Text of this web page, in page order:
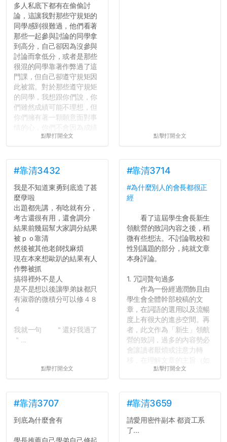
多人私底下都有在偷偷討
論，這讓我對那些守規矩的
同學感到很難過，他們看著
那些一起參與討論的同學拿
到高分，自己卻因為沒參與
討論而拿低分，或者是那些
很混的同學靠著作弊過了這
門課，但自己卻遵守規矩因
此被當。對於那些遵守規矩
的同學，我想跟你們說，你
們雖然成績可能不理想，但
你們擁有著一顆願意面對事
壓力而選擇逃避(作弊)，在
績無法體現你們的努力，但
往後你們正直的態度一定會
讓你們在社會上適應得更
好。最後，那些作弊的同
學，你們要瞭解到作弊對你
們而言是沒有任何好處的，
大學是你們唯一可以勇敢認
錯但不需要付出太大代價的
地方，你們在這時候如果不
會學會...
點擊打開全文 點擊打開全文
#靠清3432
我是不知道東勇到底造了甚
麼孽啦
出題都先講，有唸就有分，
考古還很有用，還會調分
結果前幾屆幫大家調分結果
被ｐｏ靠清
然後被其他老師找麻煩
現在本來想歐趴的結果有人
作弊被抓
搞得裡外不是人
是不是想以後讓學弟妹都只
有淑蓉的微積分可以修４８
４
我就一句 ＂還好我過了
＂...
點擊打開全文
#靠清3714
#為什麼別人的會長都很正
經
看了這屆學生會長新生
領航營的致詞內容之後，稍
微有些想法。不討論戰校和
性別議題的部分，純就文章
本身評論。
1. 冗詞贅句過多
作為一份經過潤飾且由
學生會全體幹部校稿的文
章，在詞語的選用以及流暢
度上有很大的進步空間。再
者，此文作為「新生」領航
營的致詞，過多的內容勢必
會讓讀者厭煩或注意力轉
果有的話）前就失去興趣。
的聲明一樣正式，但至少在
用字上多加留意。有些語句
用說的可能會引人發笑或多
聽幾句，但寫成文字時只會
點擊打開全文
#靠清3707
到底為什麼會有
學長推薦自己學弟自己修起
#靠清3659
請愛用密件副本 都資工系
了...